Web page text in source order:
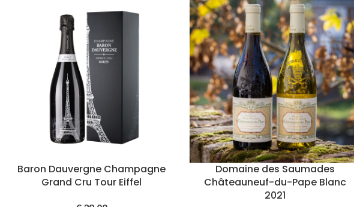
Baron Dauvergne Champagne
Grand Cru Tour Eiffel
Domaine des Saumades
Châteauneuf-du-Pape Blanc
2021